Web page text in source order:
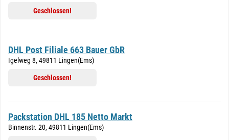
Geschlossen!
DHL Post Filiale 663 Bauer GbR
Igelweg 8, 49811 Lingen(Ems)
Geschlossen!
Packstation DHL 185 Netto Markt
Binnenstr. 20, 49811 Lingen(Ems)